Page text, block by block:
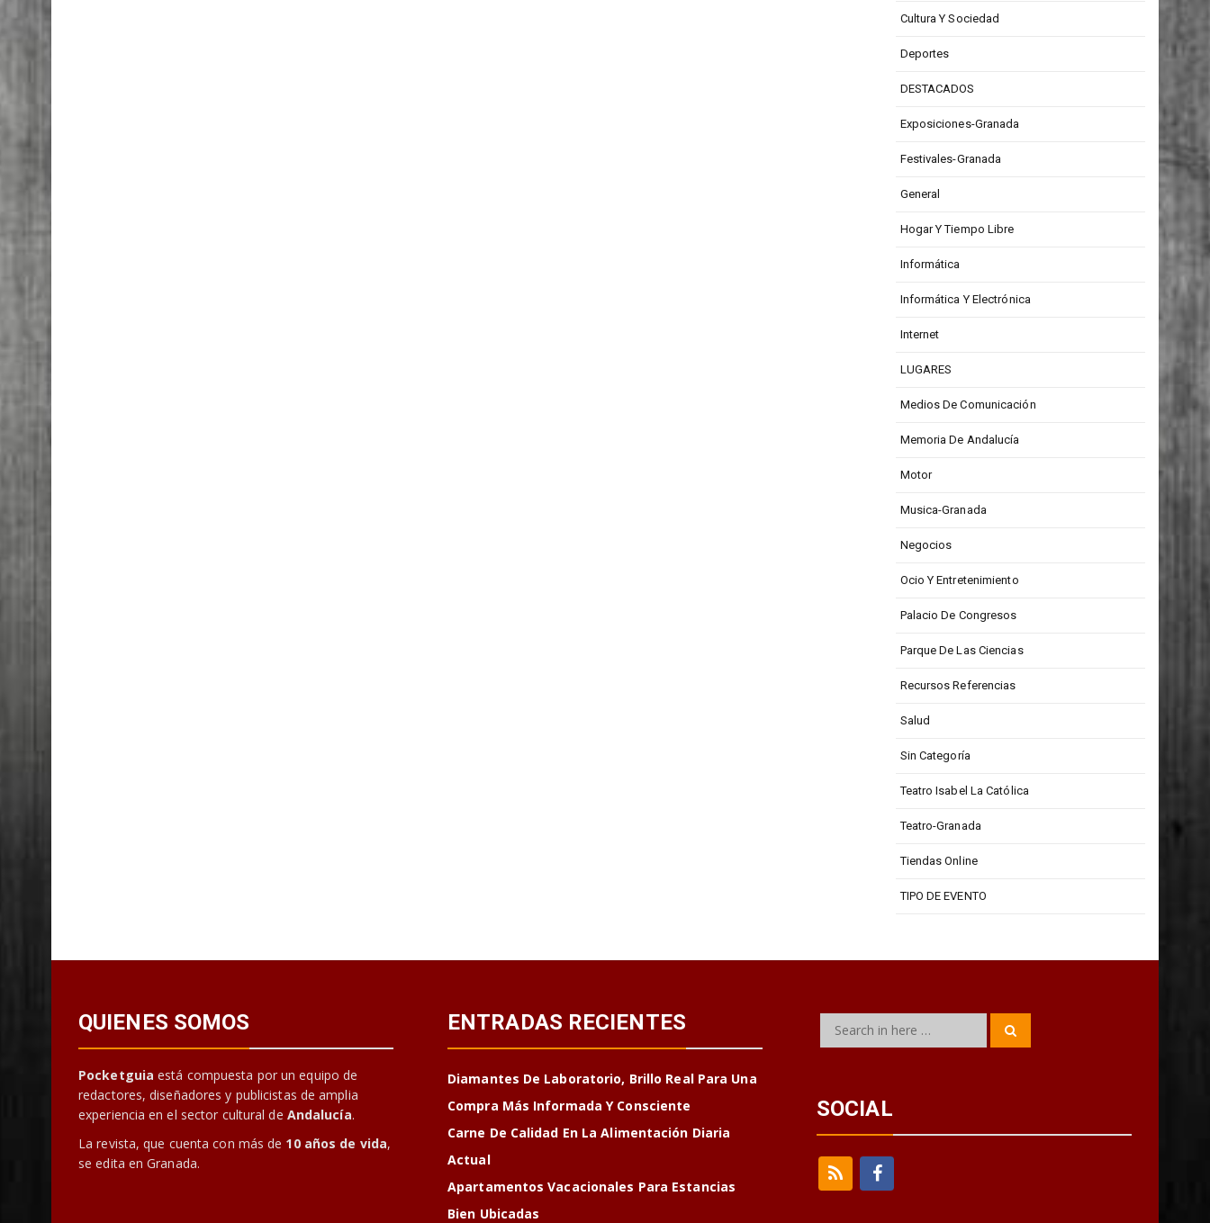
Cultura Y Sociedad
Deportes
DESTACADOS
Exposiciones-Granada
Festivales-Granada
General
Hogar Y Tiempo Libre
Informática
Informática Y Electrónica
Internet
LUGARES
Medios De Comunicación
Memoria De Andalucía
Motor
Musica-Granada
Negocios
Ocio Y Entretenimiento
Palacio De Congresos
Parque De Las Ciencias
Recursos Referencias
Salud
Sin Categoría
Teatro Isabel La Católica
Teatro-Granada
Tiendas Online
TIPO DE EVENTO
QUIENES SOMOS
Pocketguia está compuesta por un equipo de
redactores, diseñadores y publicistas de amplia
experiencia en el sector cultural de Andalucía.
La revista, que cuenta con más de 10 años de vida,
se edita en Granada.
ENTRADAS RECIENTES
Diamantes De Laboratorio, Brillo Real Para Una
Compra Más Informada Y Consciente
Carne De Calidad En La Alimentación Diaria
Actual
Apartamentos Vacacionales Para Estancias
Bien Ubicadas
Search
SOCIAL